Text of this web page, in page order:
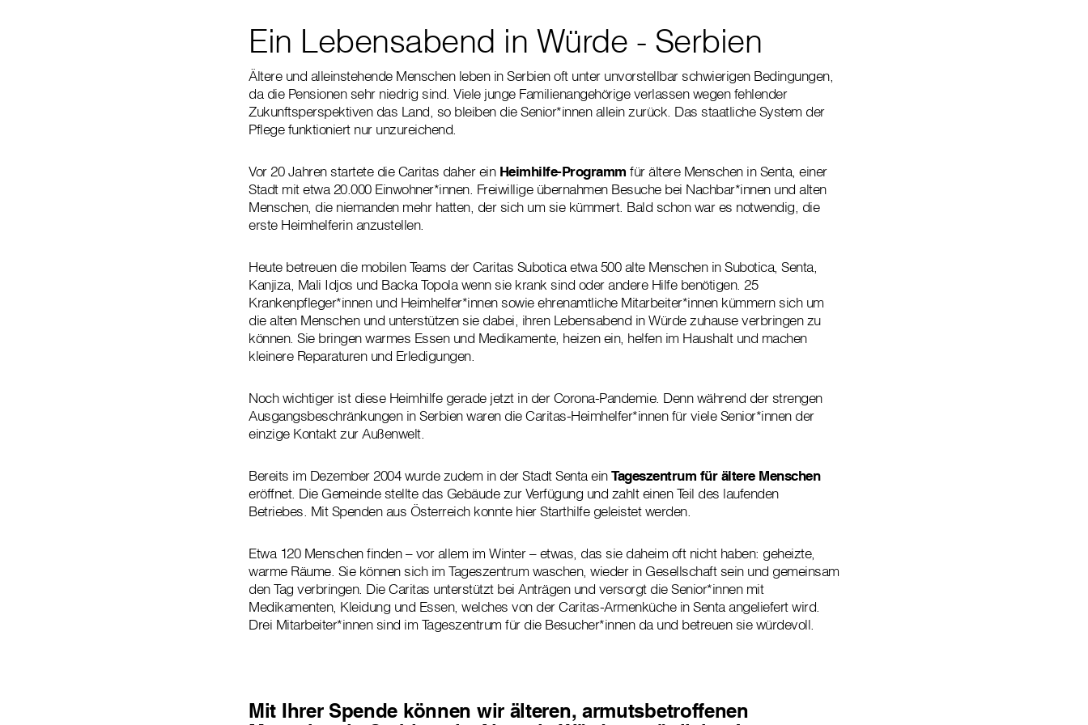
Ein Lebensabend in Würde - Serbien
Ältere und alleinstehende Menschen leben in Serbien oft unter unvorstellbar schwierigen Bedingungen,
da die Pensionen sehr niedrig sind. Viele junge Familienangehörige verlassen wegen fehlender
Zukunftsperspektiven das Land, so bleiben die Senior*innen allein zurück. Das staatliche System der
Pflege funktioniert nur unzureichend.
Vor 20 Jahren startete die Caritas daher ein Heimhilfe-Programm für ältere Menschen in Senta, einer
Stadt mit etwa 20.000 Einwohner*innen. Freiwillige übernahmen Besuche bei Nachbar*innen und alten
Menschen, die niemanden mehr hatten, der sich um sie kümmert. Bald schon war es notwendig, die
erste Heimhelferin anzustellen.
Heute betreuen die mobilen Teams der Caritas Subotica etwa 500 alte Menschen in Subotica, Senta,
Kanjiza, Mali Idjos und Backa Topola wenn sie krank sind oder andere Hilfe benötigen. 25
Krankenpfleger*innen und Heimhelfer*innen sowie ehrenamtliche Mitarbeiter*innen kümmern sich um
die alten Menschen und unterstützen sie dabei, ihren Lebensabend in Würde zuhause verbringen zu
können. Sie bringen warmes Essen und Medikamente, heizen ein, helfen im Haushalt und machen
kleinere Reparaturen und Erledigungen.
Noch wichtiger ist diese Heimhilfe gerade jetzt in der Corona-Pandemie. Denn während der strengen
Ausgangsbeschränkungen in Serbien waren die Caritas-Heimhelfer*innen für viele Senior*innen der
einzige Kontakt zur Außenwelt.
Bereits im Dezember 2004 wurde zudem in der Stadt Senta einTageszentrum für ältere Menschen
eröffnet. Die Gemeinde stellte das Gebäude zur Verfügung und zahlt einen Teil des laufenden
Betriebes. Mit Spenden aus Österreich konnte hier Starthilfe geleistet werden.
Etwa 120 Menschen finden – vor allem im Winter – etwas, das sie daheim oft nicht haben: geheizte,
warme Räume. Sie können sich im Tageszentrum waschen, wieder in Gesellschaft sein und gemeinsam
den Tag verbringen. Die Caritas unterstützt bei Anträgen und versorgt die Senior*innen mit
Medikamenten, Kleidung und Essen, welches von der Caritas-Armenküche in Senta angeliefert wird.
Drei Mitarbeiter*innen sind im Tageszentrum für die Besucher*innen da und betreuen sie würdevoll.
Mit Ihrer Spende können wir älteren, armutsbetroffenen